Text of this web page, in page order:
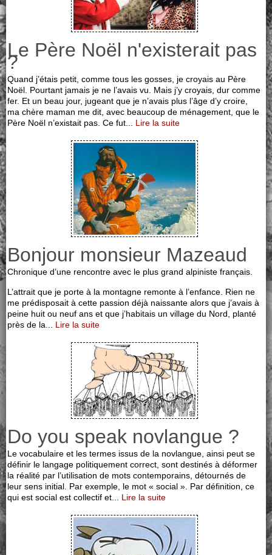
Le Père Noël n'existerait pas
?
Quand j’étais petit, comme tous les gosses, je croyais au Père
Noël. Pourtant jamais je ne l’avais vu. Mais j’y croyais, dur comme
fer. Et un beau jour, jugeant que je n’avais plus l’âge d’y croire,
ma chère maman me dit, avec beaucoup de ménagement, que le
Père Noël n’existait pas. Ce fut... Lire la suite
Bonjour monsieur Mazeaud
Chronique d’une rencontre avec le plus grand alpiniste français.
L’attrait que je porte à la montagne remonte à l’enfance. Rien ne
me prédisposait à cette passion déjà naissante alors que j’avais à
peine huit ou neuf ans et que j’habitais un village du Nord, planté
près de la... Lire la suite
Do you speak novlangue ?
Le vocabulaire et les termes issus de la novlangue, ainsi peut se
définir le langage politiquement correct, sont destinés à déformer
la réalité par l’utilisation de mots contemporains, détournés de
leur sens initial. Par exemple, le mot « social ». Par définition, ce
qui est social est collectif et... Lire la suite